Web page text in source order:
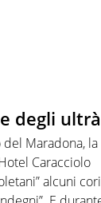
degli ultrà
del Maradona, la
Caracciolo
alcuni